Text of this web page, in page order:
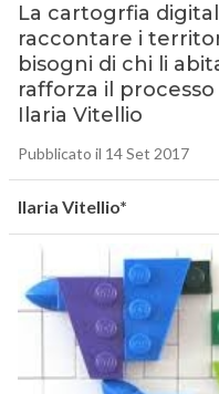
La cartogrfia
raccontare i
bisogni di chi li
rafforza il processo
Ilaria Vitellio
Pubblicato il 14 Set 2017
Ilaria Vitellio*